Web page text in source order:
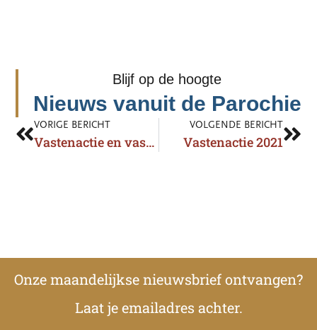
Blijf op de hoogte
Nieuws vanuit de Parochie
VORIGE BERICHT
Vastenactie en vastenzakjes
VOLGENDE BERICHT
Vastenactie 2021
Onze maandelijkse nieuwsbrief ontvangen?
Laat je emailadres achter.